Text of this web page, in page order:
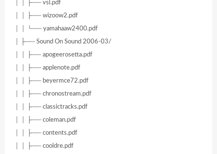
│ │ ├── vsl.pdf
│ │ ├── wizoow2.pdf
│ │ └── yamahaaw2400.pdf
│ ├── Sound On Sound 2006-03/
│ │ ├── apogeerosetta.pdf
│ │ ├── applenote.pdf
│ │ ├── beyermce72.pdf
│ │ ├── chronostream.pdf
│ │ ├── classictracks.pdf
│ │ ├── coleman.pdf
│ │ ├── contents.pdf
│ │ ├── cooldre.pdf